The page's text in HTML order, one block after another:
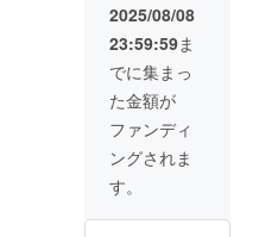
2025/08/08
23:59:59ま
でに集まっ
た金額が
ファンディ
ングされま
す。